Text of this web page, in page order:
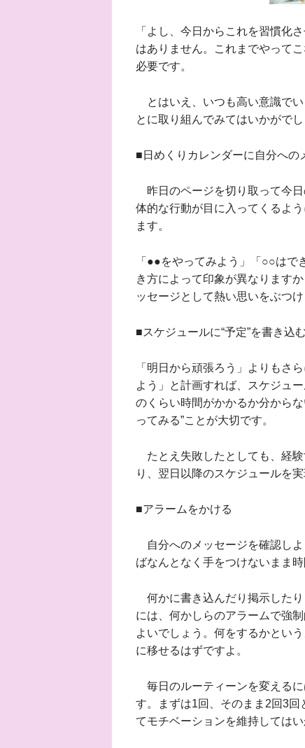
「よし、今日からこれを習慣化
はありません。これまでやって
必要です。
とはいえ、いつも高い意識でい
とに取り組んでみてはいかがでし
■日めくりカレンダーに自分への
昨日のページを切り取って今
体的な行動が目に入ってくるよ
ます。
「●●をやってみよう」「○○は
き方によって印象が異なります
ッセージとして熱い思いをぶつけ
■スケジュールに“予定”を書き込む
「明日から頑張ろう」よりもさ
よう」と計画すれば、スケジュ
のくらい時間がかかるか分から
ってみる”ことが大切です。
たとえ失敗したとしても、経
り、翌日以降のスケジュールを
■アラームをかける
自分へのメッセージを確認し
ばなんとなく手をつけないまま
何かに書き込んだり掲示した
には、何かしらのアラームで強
よいでしょう。何をするかとい
に移せるはずですよ。
毎日のルーティーンを変える
す。まずは1回、そのまま2回3
てモチベーションを維持してはい